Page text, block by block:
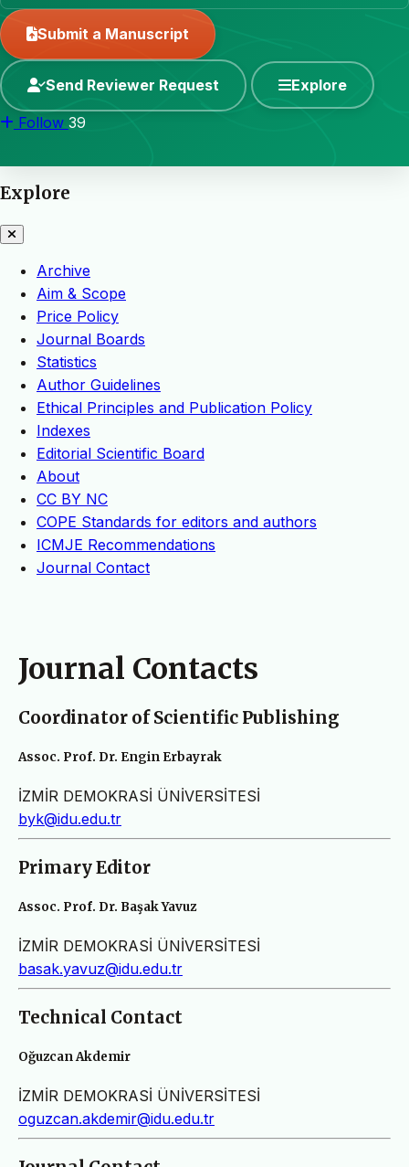
Submit a Manuscript
Send Reviewer Request Explore
Follow 39
Explore
Archive
Aim & Scope
Price Policy
Journal Boards
Statistics
Author Guidelines
Ethical Principles and Publication Policy
Indexes
Editorial Scientific Board
About
CC BY NC
COPE Standards for editors and authors
ICMJE Recommendations
Journal Contact
Journal Contacts
Coordinator of Scientific Publishing
Assoc. Prof. Dr. Engin Erbayrak
İZMİR DEMOKRASİ ÜNİVERSİTESİ
byk@idu.edu.tr
Primary Editor
Assoc. Prof. Dr. Başak Yavuz
İZMİR DEMOKRASİ ÜNİVERSİTESİ
basak.yavuz@idu.edu.tr
Technical Contact
Oğuzcan Akdemir
İZMİR DEMOKRASİ ÜNİVERSİTESİ
oguzcan.akdemir@idu.edu.tr